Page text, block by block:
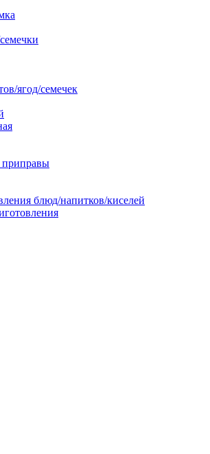
ягод/семечек
приправы
блюд/напитков/киселей